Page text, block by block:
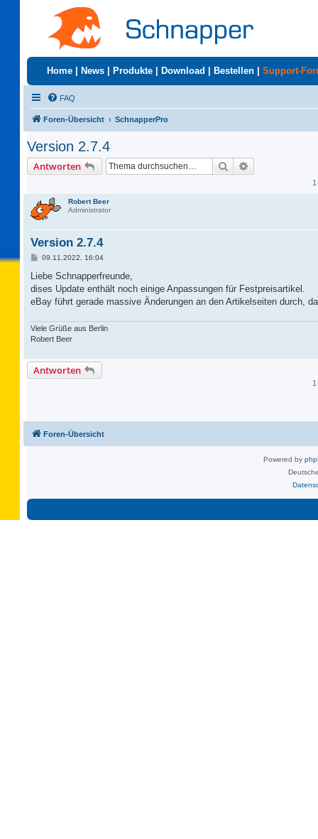
Home News Produkte Download Bestellen Support-
FAQ
Foren-Übersicht SchnapperPro
Version 2.7.4
Antworten Suche
Robert Beer
Administrator
Version 2.7.4
B
i
r
a
09.11.2022, 16:04
Liebe Schnapperfreunde,
dises Update enthält noch einige Anpassungen für Festpreisartikel.
eBay führt gerade massive Änderungen an den Artikelseiten durch,
Viele Grüße aus Berlin
Robert Beer
Antworten
Foren-Übersicht
Powered by